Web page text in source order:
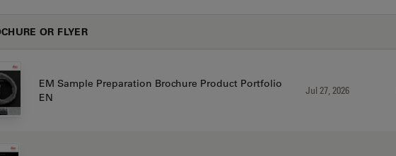
OR FLYER
EM Sample Preparation Brochure Product Portfolio
EN
Jul 27, 2026